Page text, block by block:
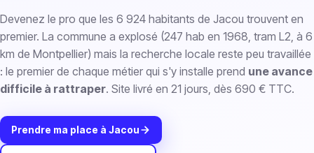
Devenez le pro que les 6 924 habitants de Jacou trouvent en
premier. La commune a explosé (247 hab en 1968, tram L2, à 6
km de Montpellier) mais la recherche locale reste peu travaillée
: le premier de chaque métier qui s'y installe prend une avance
difficile à rattraper. Site livré en 21 jours, dès 690 € TTC.
Prendre ma place à Jacou